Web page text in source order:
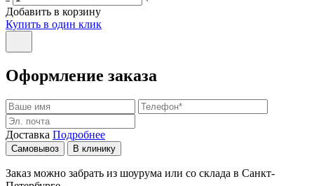
Добавить в корзину
Купить в один клик
Оформление заказа
Доставка Подробнее
Самовывоз В клинику
Заказ можно забрать из шоурума или со склада в Санкт-